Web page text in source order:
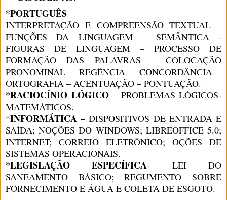
*PORTUGUÊS
INTERPRETAÇÃO E COMPREENSÃO TEXTUAL –
FUNÇÕES DA LINGUAGEM – SEMÂNTICA -
FIGURAS DE LINGUAGEM – PROCESSO DE
FORMAÇÃO DAS PALAVRAS – COLOCAÇÃO
PRONOMINAL – REGÊNCIA – CONCORDÂNCIA –
ORTOGRAFIA – ACENTUAÇÃO – PONTUAÇÃO.
*RACIOCÍNIO LÓGICO – PROBLEMAS LÓGICOS-
MATEMÁTICOS.
*INFORMÁTICA –DISPOSITIVOS DE ENTRADA E
SAÍDA; NOÇÕES DO WINDOWS; LIBREOFFICE 5.0;
INTERNET; CORREIO ELETRÔNICO; OÇÕES DE
SISTEMAS OPERACIONAIS.
*LEGISLAÇÃO ESPECÍFICA- LEI DO
SANEAMENTO BÁSICO; REGUMENTO SOBRE
FORNECIMENTO E ÁGUA E COLETA DE ESGOTO.